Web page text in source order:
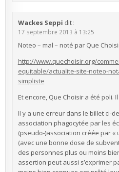
Wackes Seppi dit :
17 septembre 2013 à 13:25
Noteo – mal – noté par Que
http://www.quechoisir.org/
equitable/actualite-site-noteo-
simpliste
Et encore, Que Choisir a été poli.
Il y a une erreur dans le billet ci-
association phagocytée par les
(pseudo-)association créée par
(avec une bonne dose de
des personnes plus ou moins
assertion peut aussi s’exprimer